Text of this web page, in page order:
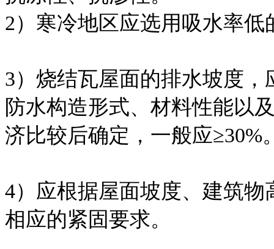
2）寒冷地区应选用吸水率低
3）烧结瓦屋面的排水坡度
防水构造形式、材料性能以
济比较后确定，一般应≥30%
4）应根据屋面坡度、建筑
相应的紧固要求。